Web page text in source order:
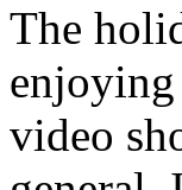
The
video